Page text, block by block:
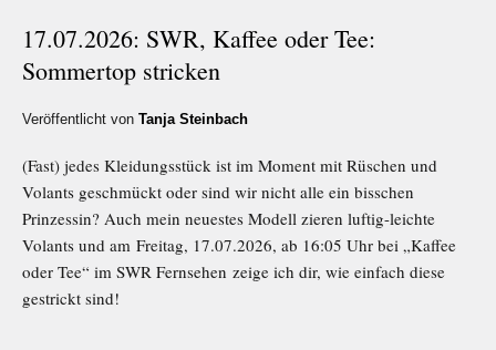
17.07.2026: SWR, Kaffee oder Tee:
Sommertop stricken
Veröffentlicht von Tanja Steinbach
(Fast) jedes Kleidungsstück ist im Moment mit Rüschen und
Volants geschmückt oder sind wir nicht alle ein bisschen
Prinzessin? Auch mein neuestes Modell zieren luftig-leichte
Volants und am Freitag, 17.07.2026, ab 16:05 Uhr bei „Kaffee
oder Tee“ im SWR Fernsehen zeige ich dir, wie einfach diese
gestrickt sind!